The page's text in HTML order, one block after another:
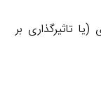
تاثیرگذاری بر